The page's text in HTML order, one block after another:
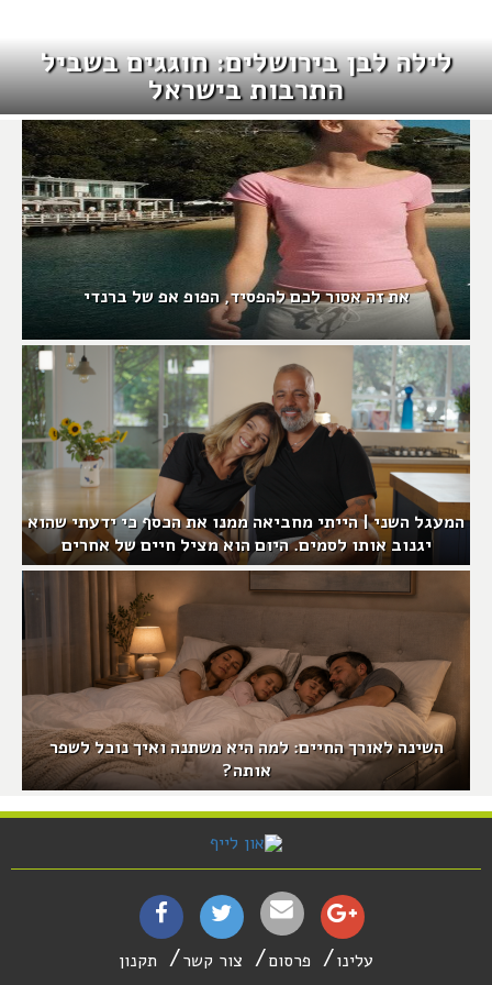
לילה לבן בירושלים: חוגגים בשביל
התרבות בישראל
את זה אסור לכם להפסיד, הפופ אפ של ברנדי
המעגל השני | הייתי מחביאה ממנו את הכסף כי ידעתי שהוא
יגנוב אותו לסמים. היום הוא מציל חיים של אחרים
השינה לאורך החיים: למה היא משתנה ואיך נוכל לשפר
אותה?
עלינו פרסום צור קשר תקנון